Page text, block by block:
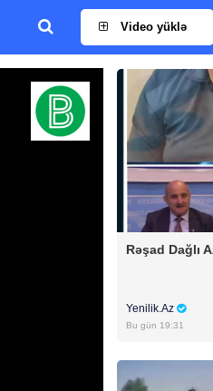
Video yüklə
Rəşad Dağlı
Yenilik.Az
Bu gün 19:31